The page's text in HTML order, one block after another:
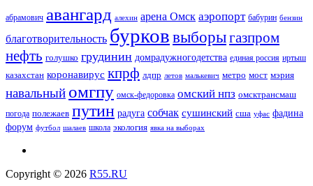
абрамович авангард алехин арена Омск аэропорт бабурин бензин
благотворительность бурков выборыгазпром
нефть голушко грудинин домрадужногодетства единая россия иртыш
казахстан коронавирус кпрф лдпр летов малькевич метро мост мэрия
навальный омгпу омск-федоровка омский нпз омсктрансмаш
погода полежаев путин радуга собчак сушинский сша уфас фадина
форум футбол шалаев школа экология явка на выборах
Copyright © 2026 R55.RU